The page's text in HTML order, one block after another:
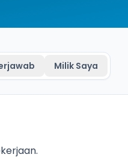
Milik Saya